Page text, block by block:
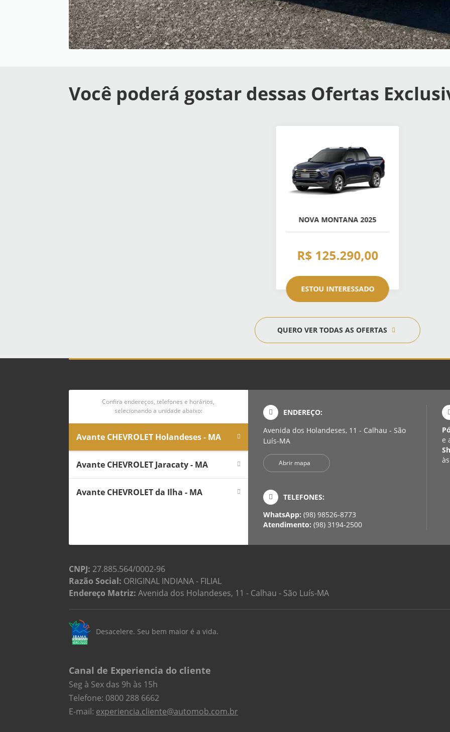
Você poderá gostar dessas Ofertas
NOVA MONTANA 2025
R$ 125.290,00
ESTOU INTERESSADO
QUERO VER TODAS AS OFERTAS
Confira endereços, telefones e horários,
selecionando a unidade abaixo:
Avante CHEVROLET Holandeses - MA
Avante CHEVROLET Jaracaty - MA
Avante CHEVROLET da Ilha - MA
ENDEREÇO:
Avenida dos Holandeses, 11 - Calhau - São
Luís-MA
Abrir mapa
TELEFONES:
WhatsApp: (98) 98526-8773
Atendimento: (98) 3194-2500
e
CNPJ: 27.885.564/0002-96
Razão Social: ORIGINAL INDIANA - FILIAL
Endereço Matriz: Avenida dos Holandeses, 11 - Calhau - São Luís-MA
Desacelere. Seu bem maior é a vida.
Canal de Experiencia do cliente
Seg à Sex das 9h às 15h
Telefone: 0800 288 6662
E-mail: experiencia.cliente@automob.com.br